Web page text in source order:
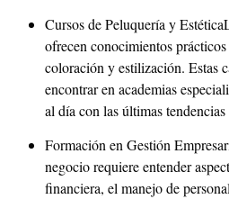
Cursos de Peluquería y
ofrecen conocimientos
coloración y estilización. Estas
encontrar en academias
al día con las últimas tendencias
Formación en Gestión
negocio requiere entender
financiera, el manejo de